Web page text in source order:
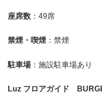
座席数 ：49席
禁煙・喫煙 ：禁煙
駐車場：施設駐車場あり
Luz フロアガイド